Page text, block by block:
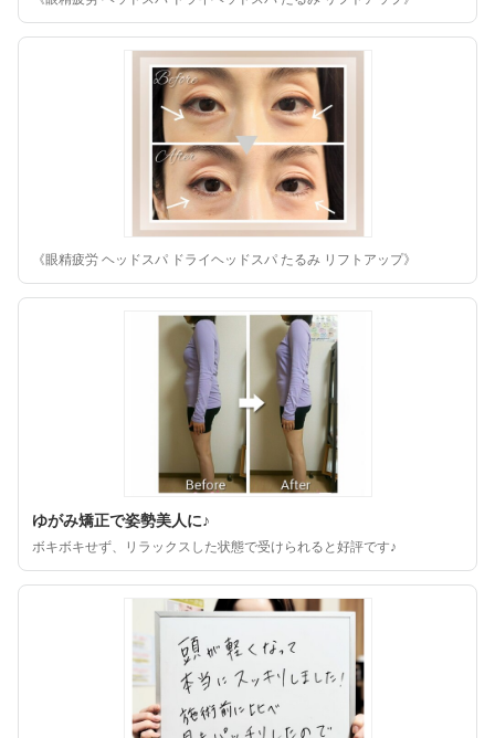
《眼精疲労 ヘッドスパ ドライヘッドスパ たるみ リフトアップ》
ゆがみ矯正で姿勢美人に♪
ボキボキせず、リラックスした状態で受けられると好評です♪